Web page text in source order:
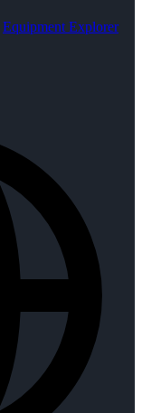
Equipment Explorer